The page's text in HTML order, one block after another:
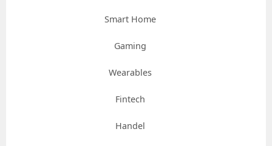
Smart Home
Gaming
Wearables
Fintech
Handel